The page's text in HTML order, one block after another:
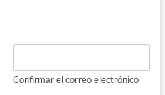
Confirmar el correo electrónico